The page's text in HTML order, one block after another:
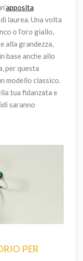
apposita
laurea. Una volta
o l’oro giallo,
alla grandezza,
base anche allo
per questa
modello classico.
tua fidanzata e
saranno
PER